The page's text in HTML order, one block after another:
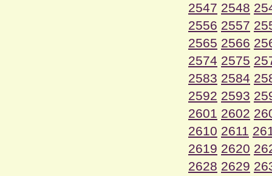
2547 2548
2556 2557
2565 2566
2574 2575
2583 2584
2592 2593
2601 2602
2610 2611
2619 2620
2628 2629